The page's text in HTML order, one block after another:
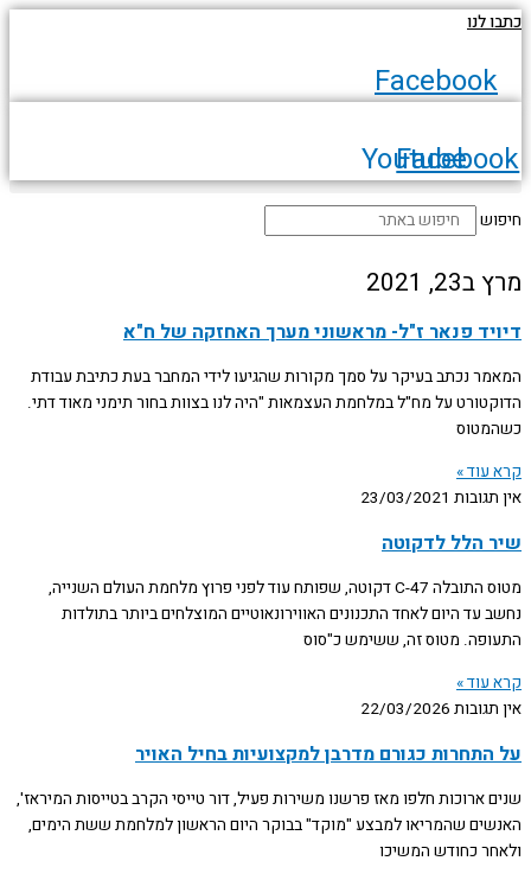
דילוג
כתבו לנו
Facebook
Facebook
Youtube
חיפוש
מרץ ב23, 2021
דיויד פנאר ז"ל- מראשוני מערך האחזקה של ח"א
המאמר נכתב בעיקר על סמך מקורות שהגיעו לידי המחבר בעת כתיבת עבודת
הדוקטורט על מח"ל במלחמת העצמאות "היה לנו בצוות בחור תימני מאוד דתי.
כשהמטוס
קרא עוד »
אין תגובות 23/03/2021
שיר הלל לדקוטה
מטוס התובלה C-47 דקוטה, שפותח עוד לפני פרוץ מלחמת העולם השנייה,
נחשב עד היום לאחד התכנונים האווירונאוטיים המוצלחים ביותר בתולדות
התעופה. מטוס זה, ששימש כ"סוס
קרא עוד »
אין תגובות 22/03/2026
על התחרות כגורם מדרבן למקצועיות בחיל האויר
שנים ארוכות חלפו מאז פרשנו משירות פעיל, דור טייסי הקרב בטייסות המיראז',
האנשים שהמריאו למבצע "מוקד" בבוקר היום הראשון למלחמת ששת הימים,
ולאחר כחודש המשיכו